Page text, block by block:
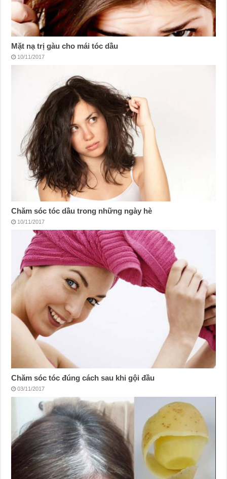
Mặt nạ trị gàu cho mái tóc dầu
10/11/2017
Chăm sóc tóc dầu trong những ngày hè
10/11/2017
Chăm sóc tóc đúng cách sau khi gội đầu
03/11/2017